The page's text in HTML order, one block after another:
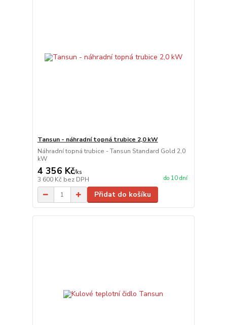
Tansun - náhradní topná trubice 2,0 kW
Náhradní topná trubice - Tansun Standard Gold 2,0
kW
4 356 Kč/ks
3 600 Kč bez DPH do 10 dní
Přidat do košíku